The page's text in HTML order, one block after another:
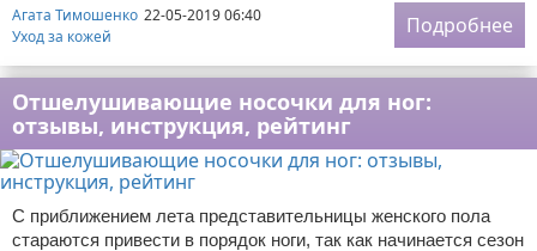
Агата Тимошенко 22-05-2019 06:40
Уход за кожей
Подробнее
Отшелушивающие носочки для ног:
отзывы, инструкция, рейтинг
С приближением лета представительницы женского пола
стараются привести в порядок ноги, так как начинается сезон